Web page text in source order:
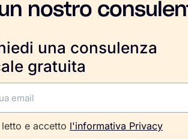
nostro
una consulenza
gratuita
e accetto l'informativa Privacy